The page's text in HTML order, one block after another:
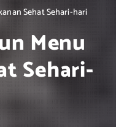
Sehat Sehari-hari
Menu
Sehari-